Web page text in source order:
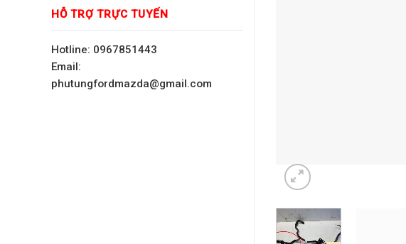
HỖ TRỢ TRỰC TUYẾN
Hotline: 0967851443
Email:
phutungfordmazda@gmail.com